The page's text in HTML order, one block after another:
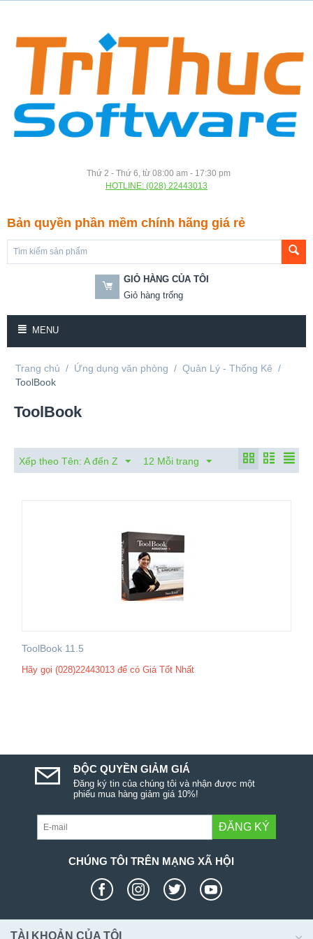
Thứ 2 - Thứ 6, từ 08:00 am - 17:30 pm
HOTLINE: (028) 22443013
Bản quyền phần mềm chính hãng giá rẻ
GIỎ HÀNG CỦA TÔI
Giỏ hàng trống
MENU
Trang chủ / Ứng dụng văn phòng / Quản Lý - Thống Kê /
ToolBook
ToolBook
Xếp theo Tên: A đến Z 12 Mỗi trang
ToolBook 11.5
Hãy gọi (028)22443013 để có Giá Tốt Nhất
ĐỘC QUYỀN GIẢM GIÁ
Đăng ký tin của chúng tôi và nhận được một
phiếu mua hàng giảm giá 10%!
ĐĂNG KÝ
CHÚNG TÔI TRÊN MẠNG XÃ HỘI
TÀI KHOẢN CỦA TÔI